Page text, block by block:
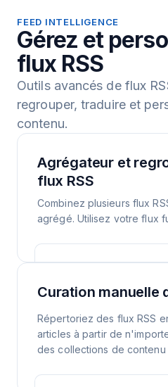
FEED INTELLIGENCE
Gérez et
flux RSS
Outils avancés de flux
regrouper, traduire et
contenu.
Agrégateur et
flux RSS
Combinez plusieurs flux
agrégé. Utilisez votre flux
Curation manuelle
Répertoriez des flux RSS
articles à partir de
des collections de contenu